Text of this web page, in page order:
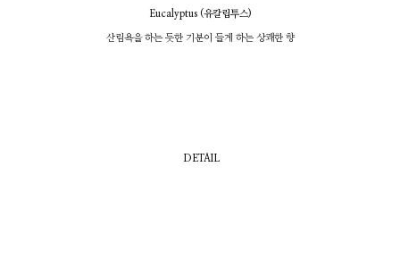
Eucalyptus (유칼립투스)
산림욕을 하는 듯한 기분이 들게 하는 상쾌한 향
DETAIL